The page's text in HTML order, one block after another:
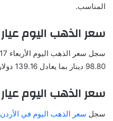
المناسب.
سعر الذهب اليوم عيار 24
98.80 دينار بما يعادل 139.16 دولار.
سعر الذهب اليوم عيار 21
سجل سعر الذهب اليوم في الأردن